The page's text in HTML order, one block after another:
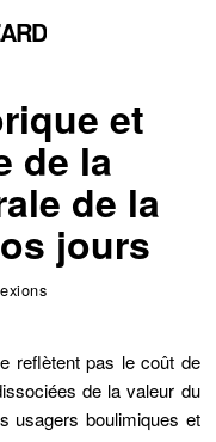
et
de la
de la
jours
reflètent pas le coût de
de la valeur du
usagers boulimiques et